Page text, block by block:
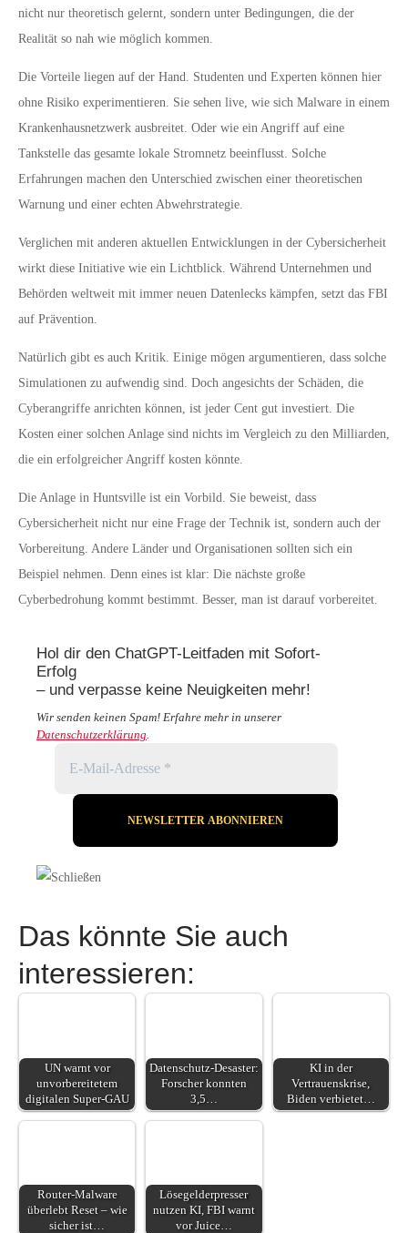
nicht nur theoretisch gelernt, sondern unter Bedingungen, die der
Realität so nah wie möglich kommen.
Die Vorteile liegen auf der Hand. Studenten und Experten können hier
ohne Risiko experimentieren. Sie sehen live, wie sich Malware in einem
Krankenhausnetzwerk ausbreitet. Oder wie ein Angriff auf eine
Tankstelle das gesamte lokale Stromnetz beeinflusst. Solche
Erfahrungen machen den Unterschied zwischen einer theoretischen
Warnung und einer echten Abwehrstrategie.
Verglichen mit anderen aktuellen Entwicklungen in der Cybersicherheit
wirkt diese Initiative wie ein Lichtblick. Während Unternehmen und
Behörden weltweit mit immer neuen Datenlecks kämpfen, setzt das FBI
auf Prävention.
Natürlich gibt es auch Kritik. Einige mögen argumentieren, dass solche
Simulationen zu aufwendig sind. Doch angesichts der Schäden, die
Cyberangriffe anrichten können, ist jeder Cent gut investiert. Die
Kosten einer solchen Anlage sind nichts im Vergleich zu den Milliarden,
die ein erfolgreicher Angriff kosten könnte.
Die Anlage in Huntsville ist ein Vorbild. Sie beweist, dass
Cybersicherheit nicht nur eine Frage der Technik ist, sondern auch der
Vorbereitung. Andere Länder und Organisationen sollten sich ein
Beispiel nehmen. Denn eines ist klar: Die nächste große
Cyberbedrohung kommt bestimmt. Besser, man ist darauf vorbereitet.
Hol dir den ChatGPT-Leitfaden mit Sofort-
Erfolg
– und verpasse keine Neuigkeiten mehr!
Wir senden keinen Spam! Erfahre mehr in unserer
Datenschutzerklärung.
Das könnte Sie auch
interessieren:
UN warnt vor
unvorbereitetem
digitalen Super-GAU
Datenschutz-Desaster:
Forscher konnten
3,5…
KI in der
Vertrauenskrise,
Biden verbietet…
Router-Malware
überlebt Reset – wie
sicher ist…
Lösegelderpresser
nutzen KI, FBI warnt
vor Juice…